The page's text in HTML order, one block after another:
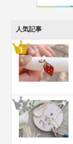
人気記事